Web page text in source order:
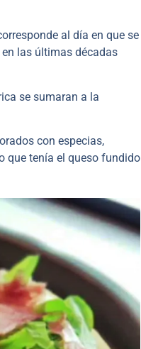
al día en que se
las últimas décadas
se sumaran a la
con especias,
que tenía el queso fundido